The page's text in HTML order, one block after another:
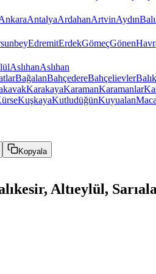
AntalyaArdahanArtvinAydın
EdremitErdekGömeçGönen
AslıhanAslıhan
BağalanBahçedereBahçelievler
KarakayaKaramanKaramanlar
KuşkayaKutludüğünKuyualan
Kopyala
Altıeylül,